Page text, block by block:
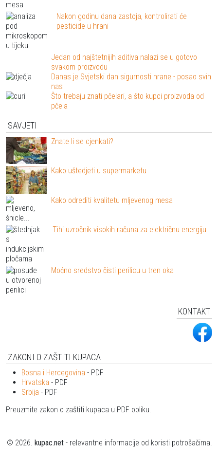
Nakon godinu dana zastoja, kontrolirati će
pesticide u hrani
Jedan od najštetnijih aditiva nalazi se u gotovo
svakom proizvodu
Danas je Svjetski dan sigurnosti hrane - posao svih
nas
Što trebaju znati pčelari, a što kupci proizvoda od
pčela
SAVJETI
Znate li se cjenkati?
Kako uštedjeti u supermarketu
Kako odrediti kvalitetu mljevenog mesa
Tihi uzročnik visokih računa za električnu energiju
Moćno sredstvo čisti perilicu u tren oka
KONTAKT
ZAKONI O ZAŠTITI KUPACA
Bosna i Hercegovina - PDF
Hrvatska - PDF
Srbija - PDF
Preuzmite zakon o zaštiti kupaca u PDF obliku.
© 2026. kupac.net - relevantne informacije od koristi potrošačima.